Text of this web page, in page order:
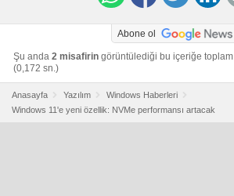
Abone ol
Şu anda 2 misafirin görüntülediği bu içeriğe toplam
(0,172 sn.)
Anasayfa Yazılım
Windows Haberleri
Windows 11'e yeni özellik: NVMe performansı artacak